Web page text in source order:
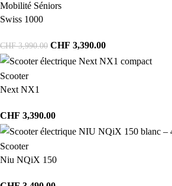
Mobilité Séniors
Swiss 1000
CHF3,990.00 CHF 3,390.00
Scooter
Next NX1
CHF 3,390.00
Scooter
Niu NQiX 150